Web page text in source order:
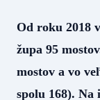
Od roku 2018
župa 95
mostov a vo
spolu 168).